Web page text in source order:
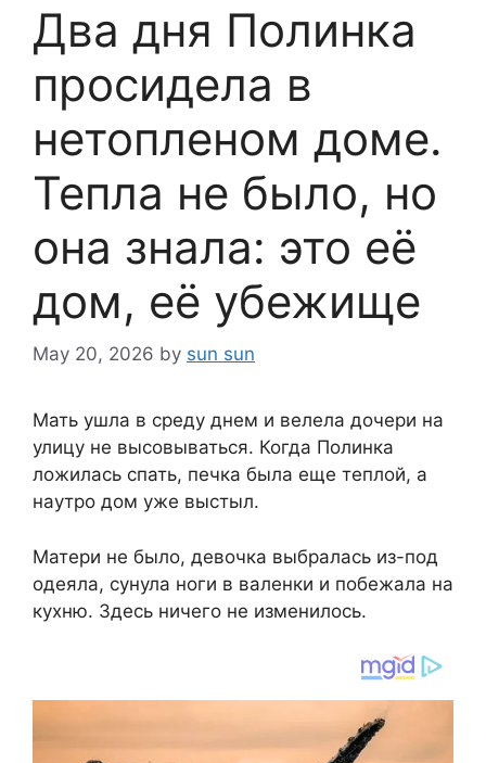
Два дня Полинка
просидела в
нетопленом доме.
Тепла не было, но
она знала: это её
дом, её убежище
May 20, 2026 by sun sun
Мать ушла в среду днем и велела дочери на
улицу не высовываться. Когда Полинка
ложилась спать, печка была еще теплой, а
наутро дом уже выстыл.
Матери не было, девочка выбралась из-под
одеяла, сунула ноги в валенки и побежала на
кухню. Здесь ничего не изменилось.